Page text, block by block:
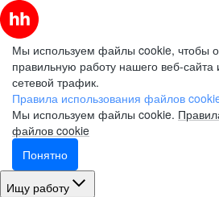
Мы используем файлы cookie, чтобы
правильную работу нашего веб-сайта
сетевой трафик.
Правила использования файлов
Мы используем файлы cookie.
файлов cookie
Понятно
Ищу работу